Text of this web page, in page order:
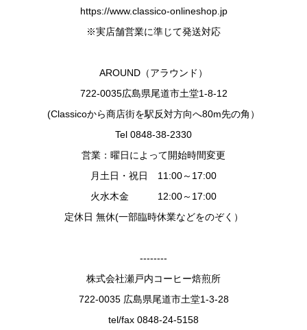
https://www.classico-onlineshop.jp
※実店舗営業に準じて発送対応
AROUND（アラウンド）
722-0035広島県尾道市土堂1-8-12
(Classicoから商店街を駅反対方向へ80m先の角）
Tel 0848-38-2330
営業：曜日によって開始時間変更
月土日・祝日 11:00～17:00
火水木金 12:00～17:00
定休日 無休(一部臨時休業などをのぞく）
--------
株式会社瀬戸内コーヒー焙煎所
722-0035 広島県尾道市土堂1-3-28
tel/fax 0848-24-5158